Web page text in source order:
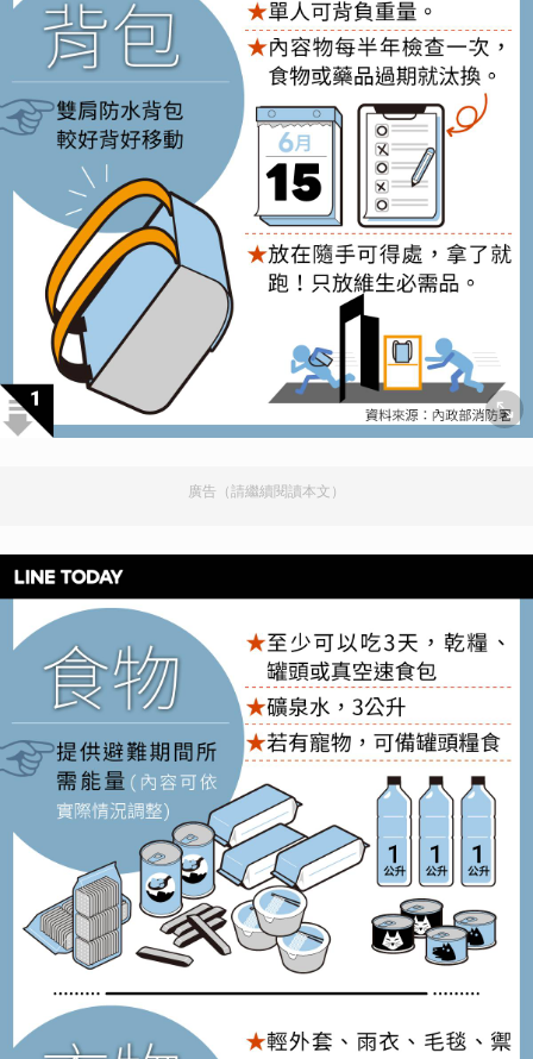
廣告（請繼續閱讀本文）